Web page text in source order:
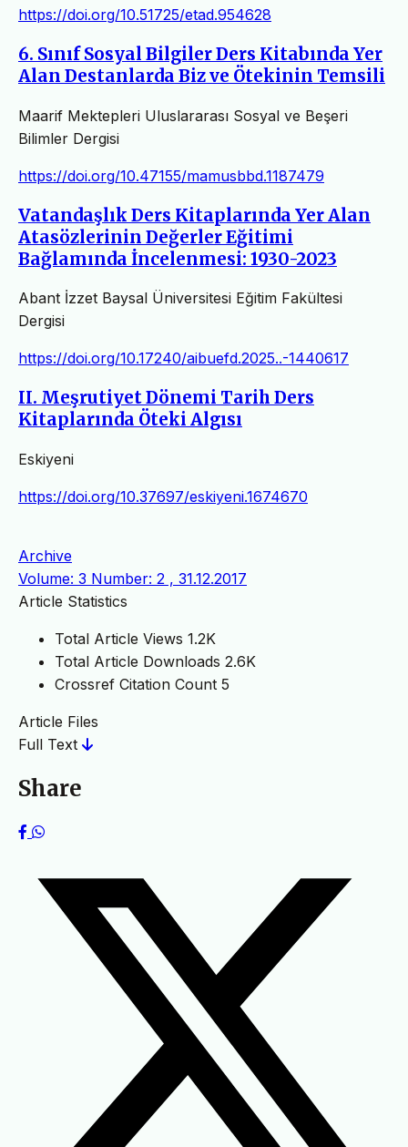
https://doi.org/10.51725/etad.954628
6. Sınıf Sosyal Bilgiler Ders Kitabında Yer
Alan Destanlarda Biz ve Ötekinin Temsili
Maarif Mektepleri Uluslararası Sosyal ve Beşeri
Bilimler Dergisi
https://doi.org/10.47155/mamusbbd.1187479
Vatandaşlık Ders Kitaplarında Yer Alan
Atasözlerinin Değerler Eğitimi
Bağlamında İncelenmesi: 1930-2023
Abant İzzet Baysal Üniversitesi Eğitim Fakültesi
Dergisi
https://doi.org/10.17240/aibuefd.2025..-1440617
II. Meşrutiyet Dönemi Tarih Ders
Kitaplarında Öteki Algısı
Eskiyeni
https://doi.org/10.37697/eskiyeni.1674670
Archive
Volume: 3 Number: 2 , 31.12.2017
Article Statistics
Total Article Views 1.2K
Total Article Downloads 2.6K
Crossref Citation Count 5
Article Files
Full Text
Share